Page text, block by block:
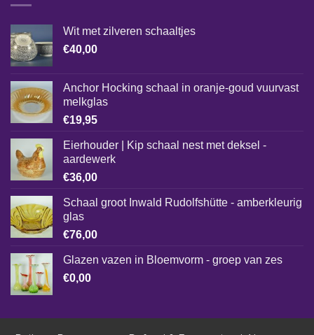
Wit met zilveren schaaltjes
€40,00
Anchor Hocking schaal in oranje-goud vuurvast
melkglas
€19,95
Eierhouder | Kip schaal nest met deksel -
aardewerk
€36,00
Schaal groot Inwald Rudolfshütte - amberkleurig
glas
€76,00
Glazen vazen in Bloemvorm - groep van zes
€0,00